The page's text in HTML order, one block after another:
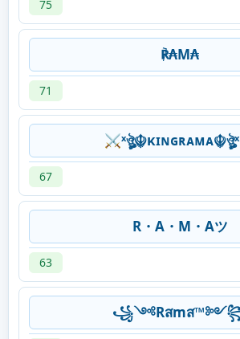
75
℟₳M₳
71
67
R・A・M・Aツ
63
꧁༺Rสmส